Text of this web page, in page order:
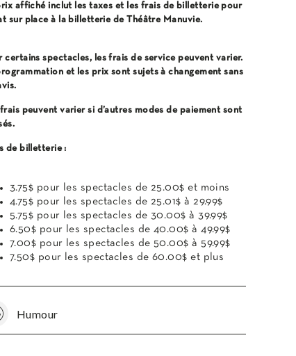
affiché inclut les taxes et les frais de billetterie pour
sur place à la billetterie de Théâtre Manuvie.
certains spectacles, les frais de service peuvent varier.
et les prix sont sujets à changement sans
frais peuvent varier si d’autres modes de paiement sont
de billetterie :
3.75$ pour les spectacles de 25.00$ et moins
4.75$ pour les spectacles de 25.01$ à 29.99$
5.75$ pour les spectacles de 30.00$ à 39.99$
6.50$ pour les spectacles de 40.00$ à 49.99$
7.00$ pour les spectacles de 50.00$ à 59.99$
7.50$ pour les spectacles de 60.00$ et plus
Humour